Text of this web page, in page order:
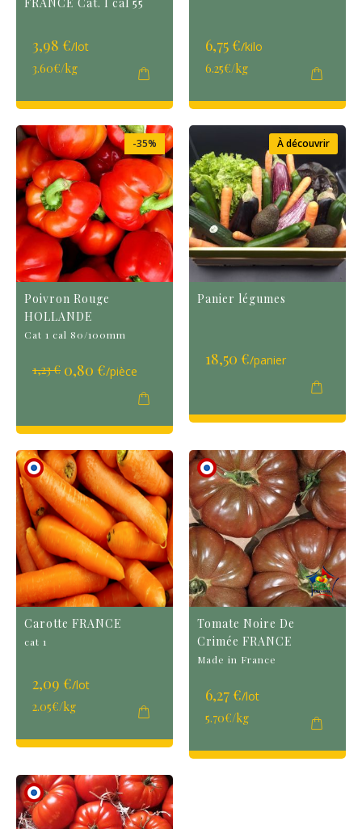
3,98 €/lot
3.60€/kg
6,75 €/kilo
6.25€/kg
-35%
Poivron Rouge
HOLLANDE
Cat 1 cal 80/100mm
1,23 € Prix
Spécial
0,80 €/pièce
À découvrir
Panier légumes
18,50 €/panier
Carotte FRANCE
cat 1
2,09 €/lot
2.05€/kg
Tomate Noire De
Crimée FRANCE
Made in France
6,27 €/lot
5.70€/kg